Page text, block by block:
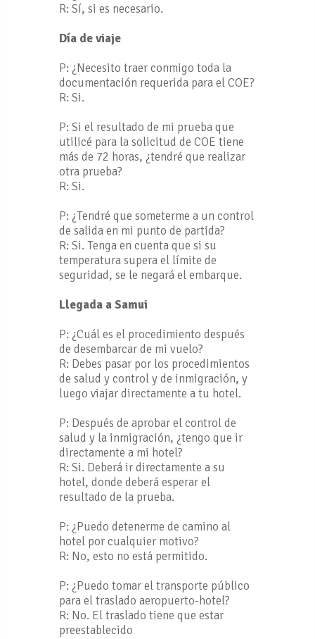
R: Sí, si es necesario.
Día de viaje
P: ¿Necesito traer conmigo toda la
documentación requerida para el COE?
R: Si.
P: Si el resultado de mi prueba que
utilicé para la solicitud de COE tiene
más de 72 horas, ¿tendré que realizar
otra prueba?
R: Si.
P: ¿Tendré que someterme a un control
de salida en mi punto de partida?
R: Si. Tenga en cuenta que si su
temperatura supera el límite de
seguridad, se le negará el embarque.
Llegada a Samui
P: ¿Cuál es el procedimiento después
de desembarcar de mi vuelo?
R: Debes pasar por los procedimientos
de salud y control y de inmigración, y
luego viajar directamente a tu hotel.
P: Después de aprobar el control de
salud y la inmigración, ¿tengo que ir
directamente a mi hotel?
R: Si. Deberá ir directamente a su
hotel, donde deberá esperar el
resultado de la prueba.
P: ¿Puedo detenerme de camino al
hotel por cualquier motivo?
R: No, esto no está permitido.
P: ¿Puedo tomar el transporte público
para el traslado aeropuerto-hotel?
R: No. El traslado tiene que estar
preestablecido